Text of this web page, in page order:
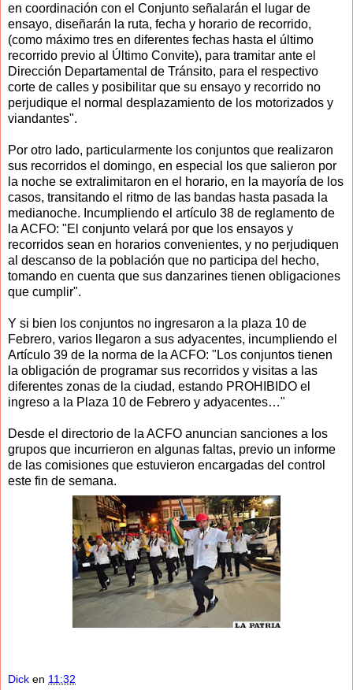
en coordinación con el Conjunto señalarán el lugar de
ensayo, diseñarán la ruta, fecha y horario de recorrido,
(como máximo tres en diferentes fechas hasta el último
recorrido previo al Último Convite), para tramitar ante el
Dirección Departamental de Tránsito, para el respectivo
corte de calles y posibilitar que su ensayo y recorrido no
perjudique el normal desplazamiento de los motorizados y
viandantes".
Por otro lado, particularmente los conjuntos que realizaron
sus recorridos el domingo, en especial los que salieron por
la noche se extralimitaron en el horario, en la mayoría de los
casos, transitando el ritmo de las bandas hasta pasada la
medianoche. Incumpliendo el artículo 38 de reglamento de
la ACFO: "El conjunto velará por que los ensayos y
recorridos sean en horarios convenientes, y no perjudiquen
al descanso de la población que no participa del hecho,
tomando en cuenta que sus danzarines tienen obligaciones
que cumplir".
Y si bien los conjuntos no ingresaron a la plaza 10 de
Febrero, varios llegaron a sus adyacentes, incumpliendo el
Artículo 39 de la norma de la ACFO: "Los conjuntos tienen
la obligación de programar sus recorridos y visitas a las
diferentes zonas de la ciudad, estando PROHIBIDO el
ingreso a la Plaza 10 de Febrero y adyacentes…"
Desde el directorio de la ACFO anuncian sanciones a los
grupos que incurrieron en algunas faltas, previo un informe
de las comisiones que estuvieron encargadas del control
este fin de semana.
Dick en 11:32